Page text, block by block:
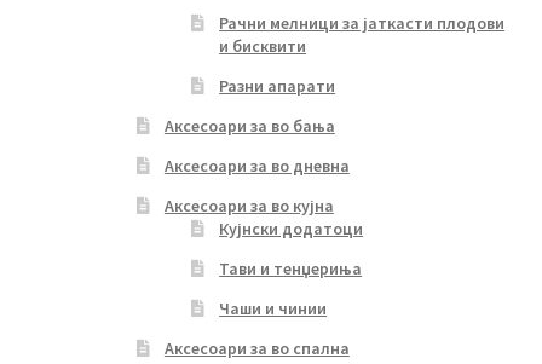
Рачни мелници за јаткасти плодови
и бисквити
Разни апарати
Аксесоари за во бања
Аксесоари за во дневна
Аксесоари за во кујна
Кујнски додатоци
Тави и тенџериња
Чаши и чинии
Аксесоари за во спална